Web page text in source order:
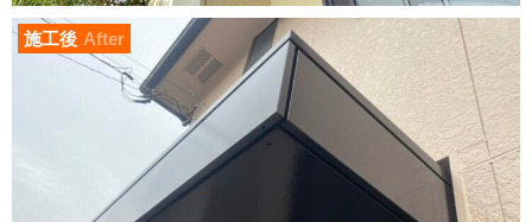
施工後 After